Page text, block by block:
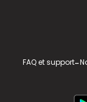
FAQ et support-